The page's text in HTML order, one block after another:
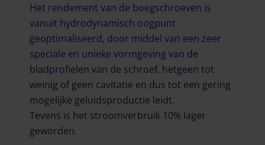
Het rendement van de boegschroeven is
vanuit hydrodynamisch oogpunt
geoptimaliseerd, door middel van een zeer
speciale en unieke vormgeving van de
bladprofielen van de schroef, hetgeen tot
weinig of geen cavitatie en dus tot een gering
mogelijke geluidsproductie leidt.
Tevens is het stroomverbruik 10% lager
geworden.